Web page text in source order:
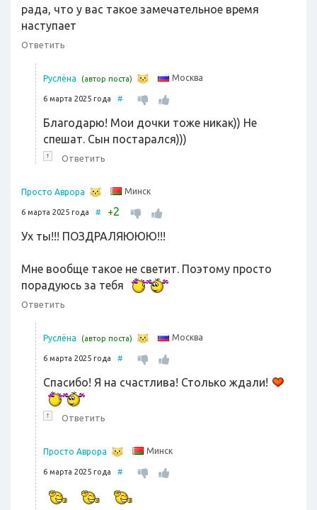
рада, что у вас такое замечательное время
наступает
Ответить
Руслёна (автор поста) Москва
6 марта 2025 года #
Благодарю! Мои дочки тоже никак)) Не
спешат. Сын постарался)))
↑ Ответить
Просто Аврора Минск
6 марта 2025 года # +2
Ух ты!!! ПОЗДРАЛЯЮЮЮ!!!
Мне вообще такое не светит. Поэтому просто
порадуюсь за тебя
Ответить
Руслёна (автор поста) Москва
6 марта 2025 года #
Спасибо! Я на счастлива! Столько ждали!
↑ Ответить
Просто Аврора Минск
6 марта 2025 года #